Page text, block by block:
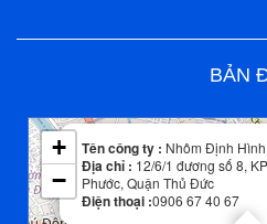
BẢN
Tên công ty : Nhôm Định
Địa chỉ : 12/6/1 đương số 8,
Phước, Quận Thủ Đức
Điện thoại :0906 67 40 67
+
−